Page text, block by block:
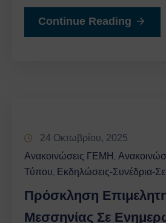
Continue Reading
24 Οκτωβρίου, 2025
Ανακοινώσεις ΓΕΜΗ ‚
Τύπου‚ Εκδηλώσεις-Συνέδρια-
Πρόσκληση
Μεσσηνίας Σε